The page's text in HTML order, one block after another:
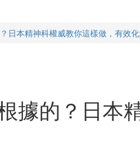
日本精神科權威教你這樣做，有效
據的？日本